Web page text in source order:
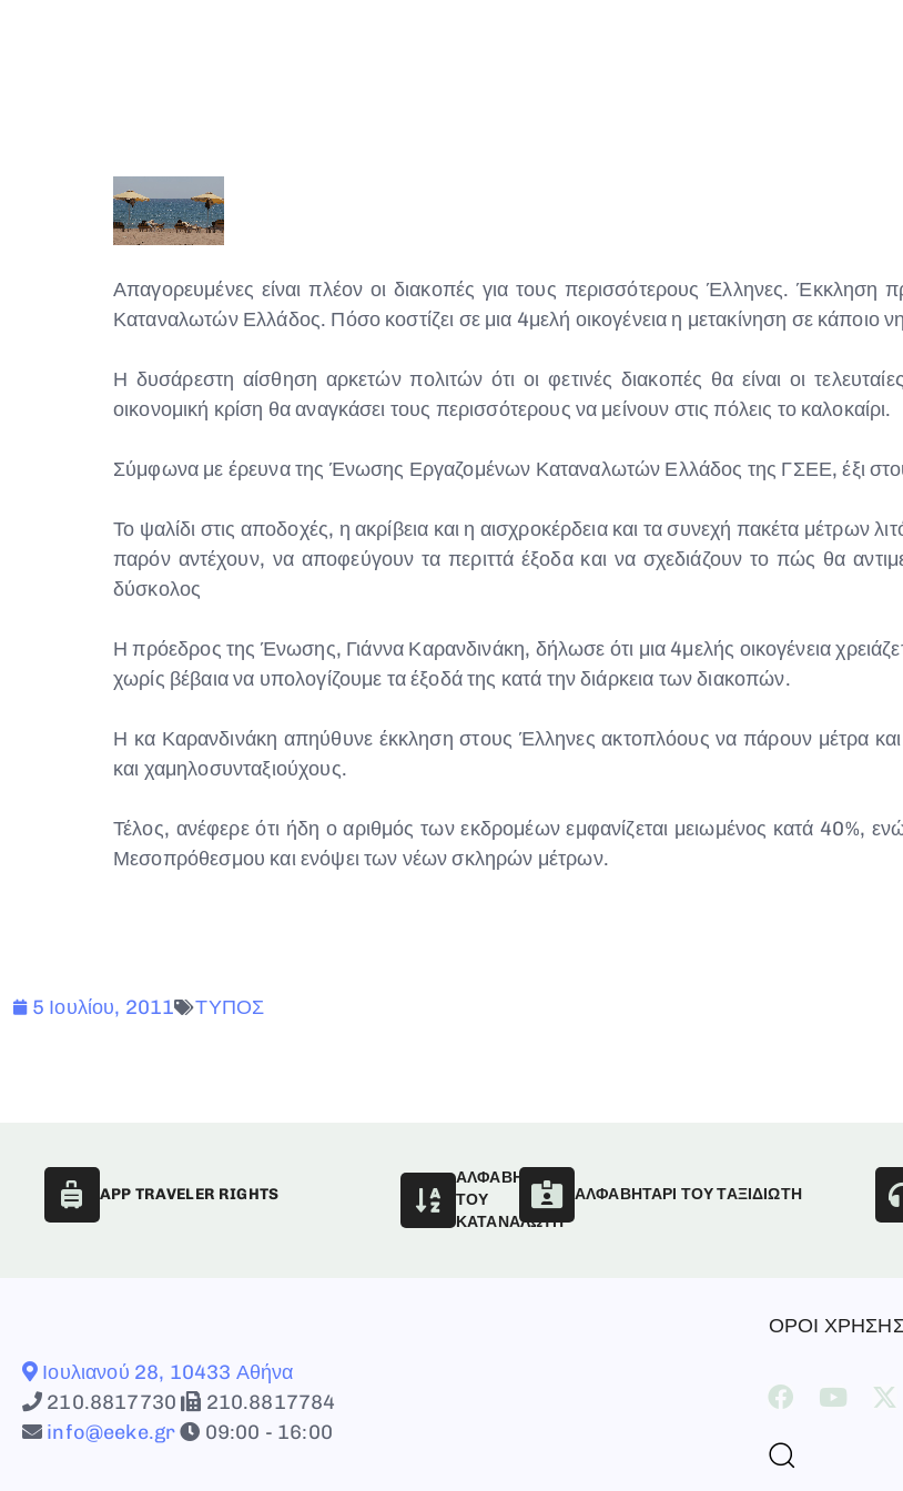
Απαγορευμένες είναι πλέον οι διακοπές για τους περισσότερους Έλληνες.
Καταναλωτών Ελλάδος. Πόσο κοστίζει σε μια 4μελή οικογένεια η μετακίνηση σε κάποιο
Η δυσάρεστη αίσθηση αρκετών πολιτών ότι οι φετινές διακοπές θα είναι οι
οικονομική κρίση θα αναγκάσει τους περισσότερους να μείνουν στις πόλεις το καλοκαίρι.
Σύμφωνα με έρευνα της Ένωσης Εργαζομένων Καταναλωτών Ελλάδος της ΓΣΕΕ, έξι
Το ψαλίδι στις αποδοχές, η ακρίβεια και η αισχροκέρδεια και τα συνεχή πακέτα μέτρων
παρόν αντέχουν, να αποφεύγουν τα περιττά έξοδα και να σχεδιάζουν το πώς θα
δύσκολος
Η πρόεδρος της Ένωσης, Γιάννα Καρανδινάκη, δήλωσε ότι μια 4μελής οικογένεια
χωρίς βέβαια να υπολογίζουμε τα έξοδά της κατά την διάρκεια των διακοπών.
Η κα Καρανδινάκη απηύθυνε έκκληση στους Έλληνες ακτοπλόους να πάρουν μέτρα
και χαμηλοσυνταξιούχους.
Τέλος, ανέφερε ότι ήδη ο αριθμός των εκδρομέων εμφανίζεται μειωμένος κατά 40%, ενώ
Μεσοπρόθεσμου και ενόψει των νέων σκληρών μέτρων.
5 Ιουλίου, 2011 ΤΥΠΟΣ
APP TRAVELER RIGHTS
ΑΛΦΑΒΗΤΑΡΙ
ΤΟΥ
ΚΑΤΑΝΑΛΩΤΗ
ΑΛΦΑΒΗΤΑΡΙ ΤΟΥ ΤΑΞΙΔΙΩΤΗ
Ιουλιανού 28, 10433 Αθήνα
210.8817730
210.8817784
info@eeke.gr
09:00 - 16:00
ΟΡΟΙ